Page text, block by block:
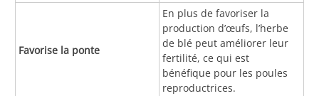
Favorise la ponte
En plus de favoriser la
production d’œufs, l’herbe
de blé peut améliorer leur
fertilité, ce qui est
bénéfique pour les poules
reproductrices.